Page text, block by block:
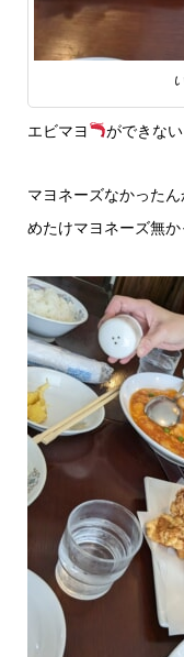
エビマヨ ができな
マヨネーズなかった
めたけマヨネーズ無か